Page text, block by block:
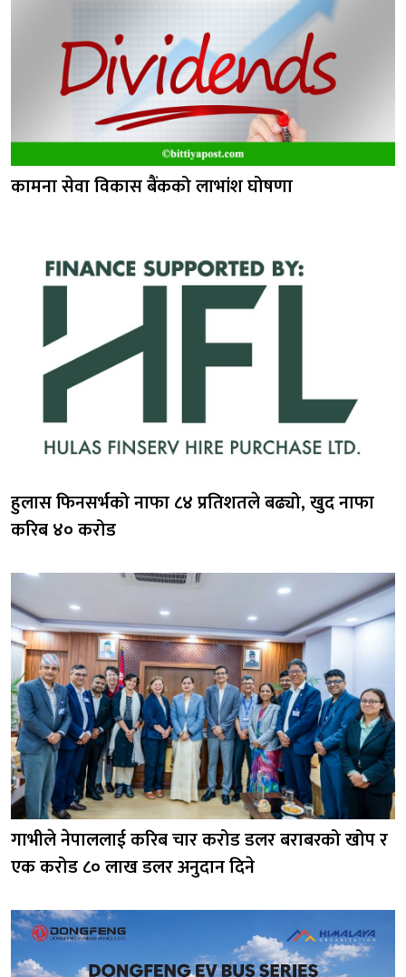
कामना सेवा विकास बैंकको लाभांश घोषणा
हुलास फिनसर्भको नाफा ८४ प्रतिशतले बढ्यो, खुद नाफा
करिब ४० करोड
गाभीले नेपाललाई करिब चार करोड डलर बराबरको खोप र
एक करोड ८० लाख डलर अनुदान दिने